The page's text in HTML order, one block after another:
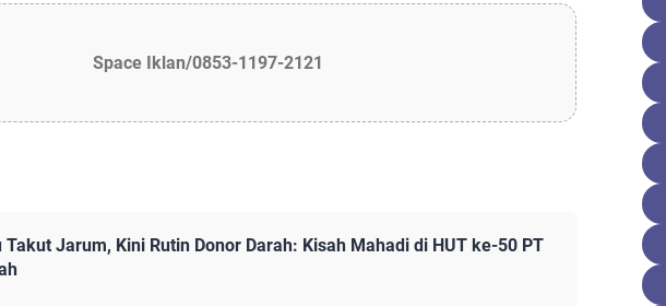
Space Iklan/0853-1197-2121
Takut Jarum, Kini Rutin Donor Darah: Kisah Mahadi di HUT ke-50 PT